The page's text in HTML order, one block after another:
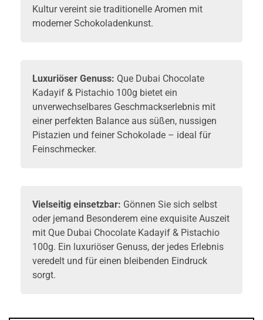
Kultur vereint sie traditionelle Aromen mit
moderner Schokoladenkunst.
Luxuriöser Genuss: Que Dubai Chocolate
Kadayif & Pistachio 100g bietet ein
unverwechselbares Geschmackserlebnis mit
einer perfekten Balance aus süßen, nussigen
Pistazien und feiner Schokolade – ideal für
Feinschmecker.
Vielseitig einsetzbar: Gönnen Sie sich selbst
oder jemand Besonderem eine exquisite Auszeit
mit Que Dubai Chocolate Kadayif & Pistachio
100g. Ein luxuriöser Genuss, der jedes Erlebnis
veredelt und für einen bleibenden Eindruck
sorgt.